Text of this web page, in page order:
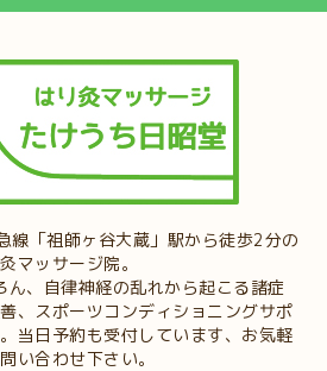
線「祖師ヶ谷大蔵」駅から徒歩2分の
マッサージ院。
ん、自律神経の乱れから起こる諸症
、スポーツコンディショニングサポ
当日予約も受付しています、お気軽
い合わせ下さい。